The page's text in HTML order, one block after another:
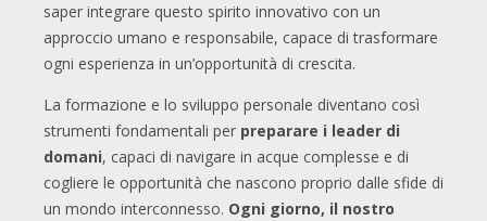
saper integrare questo spirito innovativo con un
approccio umano e responsabile, capace di trasformare
ogni esperienza in un’opportunità di crescita.
La formazione e lo sviluppo personale diventano così
strumenti fondamentali per preparare i leader di
domani, capaci di navigare in acque complesse e di
cogliere le opportunità che nascono proprio dalle sfide di
un mondo interconnesso. Ogni giorno, il nostro